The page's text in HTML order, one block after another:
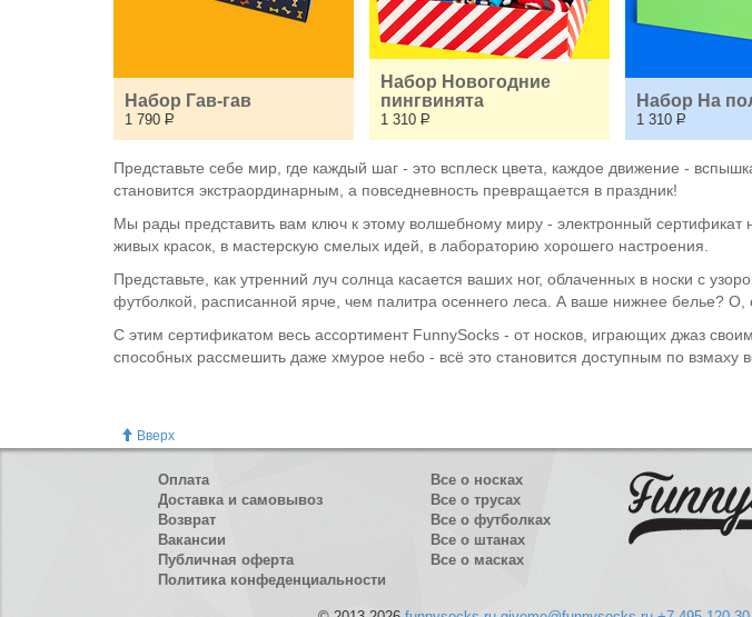
Набор Гав-гав
1 790 Р
Набор Новогодние
пингвинята
1 310 Р
Набор На
1 310 Р
Представьте себе мир, где каждый шаг - это всплеск цвета, каждое движение -
становится экстраординарным, а повседневность превращается в праздник!
Мы рады представить вам ключ к этому волшебному миру - электронный
живых красок, в мастерскую смелых идей, в лабораторию хорошего настроения.
Представьте, как утренний луч солнца касается ваших ног, облаченных в носки с
футболкой, расписанной ярче, чем палитра осеннего леса. А ваше нижнее белье? О,
С этим сертификатом весь ассортимент FunnySocks - от носков, играющих джаз
способных рассмешить даже хмурое небо - всё это становится доступным по
Вверх
Оплата
Доставка и самовывоз
Возврат
Вакансии
Публичная оферта
Политика конфеденциальности
Все о носках
Все о трусах
Все о футболках
Все о штанах
Все о масках